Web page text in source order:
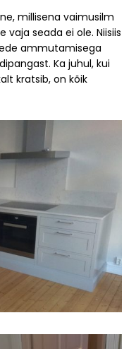
millisena vaimusilm
vaja seada ei ole. Niisiis
ammutamisega
Ka juhul, kui
kratsib, on kõik